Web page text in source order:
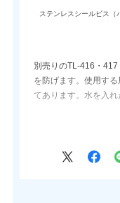
ステンレスシールビス（
別売りのTL-416・
を防げます。使用す
てあります。水を入
本品は水漏れが有り
関連動画のURLは以
https://